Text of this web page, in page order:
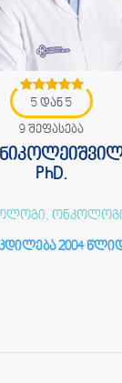
5 დან 5
9 შეფასება
PhD.
2004